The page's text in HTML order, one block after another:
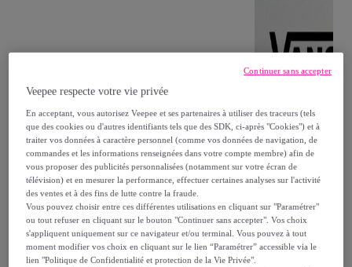
Veepee respecte votre vie privée
En acceptant, vous autorisez Veepee et ses partenaires à utiliser des traceurs (tels
que des cookies ou d'autres identifiants tels que des SDK, ci-après "Cookies") et à
traiter vos données à caractère personnel (comme vos données de navigation, de
commandes et les informations renseignées dans votre compte membre) afin de
vous proposer des publicités personnalisées (notamment sur votre écran de
télévision) et en mesurer la performance, effectuer certaines analyses sur l'activité
des ventes et à des fins de lutte contre la fraude.
Vous pouvez choisir entre ces différentes utilisations en cliquant sur "Paramétrer"
ou tout refuser en cliquant sur le bouton "Continuer sans accepter". Vos choix
s'appliquent uniquement sur ce navigateur et/ou terminal. Vous pouvez à tout
moment modifier vos choix en cliquant sur le lien “Paramétrer” accessible via le
lien "Politique de Confidentialité et protection de la Vie Privée".
Continuer sans accepter